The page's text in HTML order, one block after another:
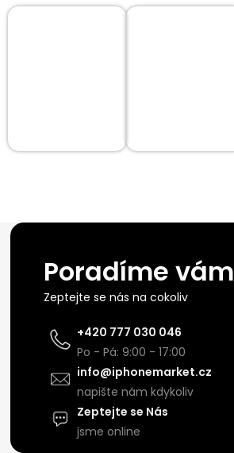
Poradíme vám
Zeptejte se nás na cokoliv
+420 777 030 046
Po - Pá: 9:00 - 17:00
info@iphonemarket.cz
napište nám kdykoliv
Zeptejte se Nás
jsme online